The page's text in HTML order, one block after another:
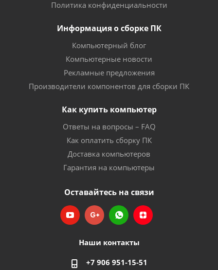
Политика конфиденциальности
Информация о сборке ПК
Компьютерный блог
Компьютерные новости
Рекламные предложения
Производители компонентов для сборки ПК
Как купить компьютер
Ответы на вопросы – FAQ
Как оплатить сборку ПК
Доставка компьютеров
Гарантия на компьютеры
Оставайтесь на связи
Наши контакты
+7 906 951-15-51